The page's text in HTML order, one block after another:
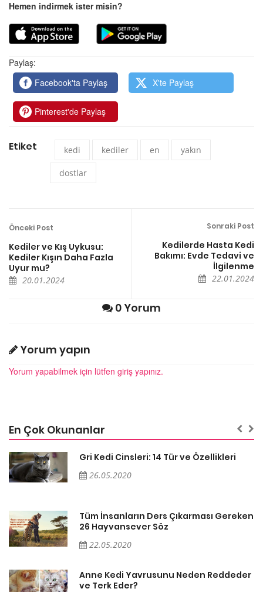
Hemen indirmek ister misin?
Paylaş:
Facebook'ta Paylaş
X'te Paylaş
Pinterest'de Paylaş
Etiket kedi kediler en yakın
dostlar
Önceki Post
Kediler ve Kış Uykusu:
Kediler Kışın Daha Fazla
Uyur mu?
20.01.2024
Sonraki Post
Kedilerde Hasta Kedi
Bakımı: Evde Tedavi ve
İlgilenme
22.01.2024
0 Yorum
Yorum yapın
Yorum yapabilmek için lütfen giriş yapınız.
En Çok Okunanlar
Gri Kedi Cinsleri: 14 Tür ve Özellikleri
26.05.2020
Tüm İnsanların Ders Çıkarması Gereken
26 Hayvansever Söz
22.05.2020
Anne Kedi Yavrusunu Neden Reddeder
ve Terk Eder?